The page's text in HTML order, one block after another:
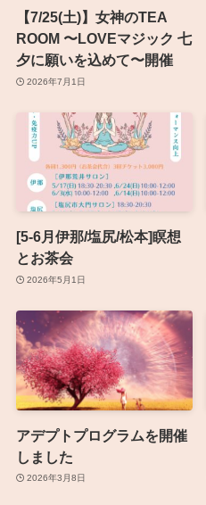
【7/25(土)】女神のTEA
ROOM 〜LOVEマジック 七
夕に願いを込めて〜開催
2026年7月1日
[5-6月伊那/塩尻/松本]瞑想
とお茶会
2026年5月1日
アデプトプログラムを開催
しました
2026年3月8日